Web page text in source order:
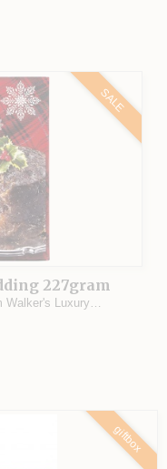
SALE
227gram
Walker's Luxury…
giftbox